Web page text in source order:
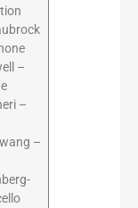
–
–
–